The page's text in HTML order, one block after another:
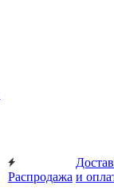
Распродажа и